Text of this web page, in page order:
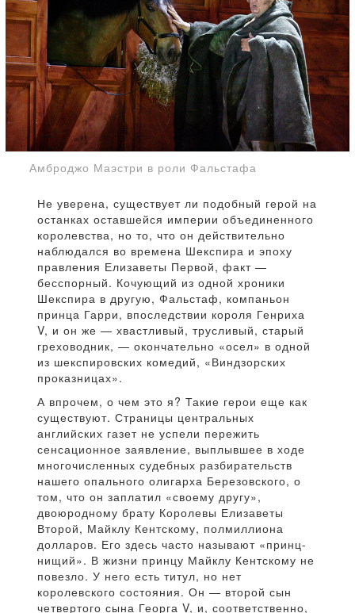
Амброджо Маэстри в роли Фальстафа
Не уверена, существует ли подобный герой на
останках оставшейся империи объединенного
королевства, но то, что он действительно
наблюдался во времена Шекспира и эпоху
правления Елизаветы Первой, факт —
бесспорный. Кочующий из одной хроники
Шекспира в другую, Фальстаф, компаньон
принца Гарри, впоследствии короля Генриха
V, и он же — хвастливый, трусливый, старый
греховодник, — окончательно «осел» в одной
из шекспировских комедий, «Виндзорских
проказницах».
А впрочем, о чем это я? Такие герои еще как
существуют. Страницы центральных
английских газет не успели пережить
сенсационное заявление, выплывшее в ходе
многочисленных судебных разбирательств
нашего опального олигарха Березовского, о
том, что он заплатил «своему другу»,
двоюродному брату Королевы Елизаветы
Второй, Майклу Кентскому, полмиллиона
долларов. Его здесь часто называют «принц-
нищий». В жизни принцу Майклу Кентскому не
повезло. У него есть титул, но нет
королевского состояния. Он — второй сын
четвертого сына Георга V, и, соответственно,